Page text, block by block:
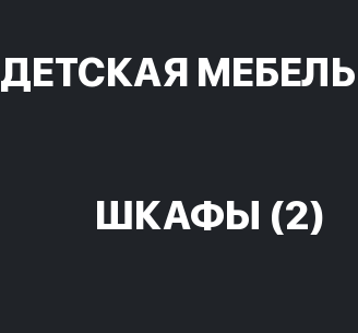
ДЕТСКАЯ МЕБЕЛЬ
ШКАФЫ (2)